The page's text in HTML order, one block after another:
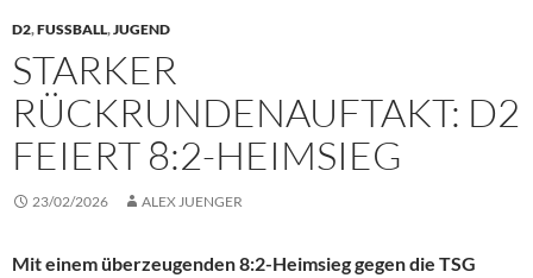
D2,FUSSBALL,JUGEND
STARKER
RÜCKRUNDENAUFTAKT: D2
FEIERT 8:2-HEIMSIEG
23/02/2026 ALEX JUENGER
Mit einem überzeugenden 8:2-Heimsieg gegen die TSG